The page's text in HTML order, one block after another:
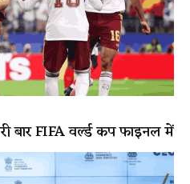
बार FIFA वर्ल्ड कप फाइनल में